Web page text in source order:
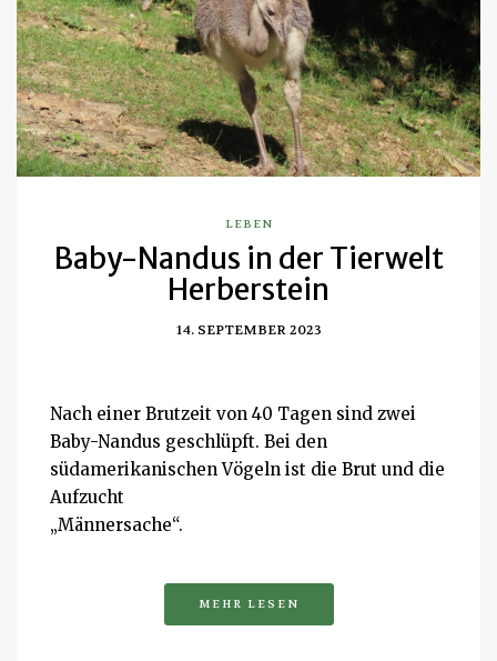
LEBEN
Baby-Nandus in der Tierwelt
Herberstein
14. SEPTEMBER 2023
Nach einer Brutzeit von 40 Tagen sind zwei
Baby-Nandus geschlüpft. Bei den
südamerikanischen Vögeln ist die Brut und die
Aufzucht
„Männersache“.
MEHR LESEN